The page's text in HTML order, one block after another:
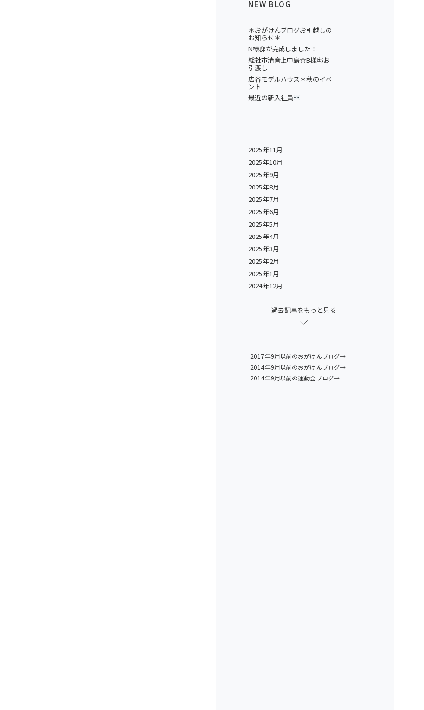
NEW BLOG
＊おがけんブログお引越しの
お知らせ＊
N様邸が完成しました！
総社市清音上中島☆B様邸お
引渡し
広谷モデルハウス＊秋のイベ
ント
最近の新入社員
2025年11月
2025年10月
2025年9月
2025年8月
2025年7月
2025年6月
2025年5月
2025年4月
2025年3月
2025年2月
2025年1月
2024年12月
過去記事をもっと見る
2017年9月以前のおがけんブログ→
2014年9月以前のおがけんブログ→
2014年9月以前の運動会ブログ→